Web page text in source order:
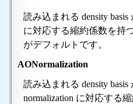
読み込まれる density basis
に対応する縮約係数を持
がデフォルトです。
AONormalization
読み込まれる density basis
normalization に対応する